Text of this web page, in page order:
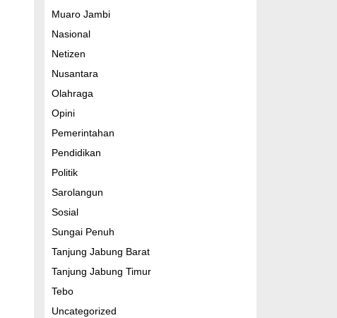
Muaro Jambi
Nasional
Netizen
Nusantara
Olahraga
Opini
Pemerintahan
Pendidikan
Politik
Sarolangun
Sosial
Sungai Penuh
Tanjung Jabung Barat
Tanjung Jabung Timur
Tebo
Uncategorized